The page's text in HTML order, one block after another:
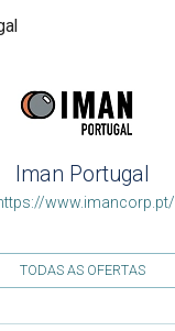
Iman Portugal
www.imancorp.pt/
TODAS AS OFERTAS